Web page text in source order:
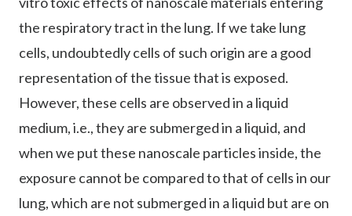
the respiratory tract in the lung. If we take lung
cells, undoubtedly cells of such origin are a good
representation of the tissue that is exposed.
However, these cells are observed in a liquid
medium, i.e., they are submerged in a liquid, and
when we put these nanoscale particles inside, the
exposure cannot be compared to that of cells in our
lung, which are not submerged in a liquid but are on